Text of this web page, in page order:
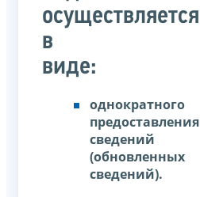
осуществляется
в
виде:
однократного
предоставления
сведений
(обновленных
сведений).